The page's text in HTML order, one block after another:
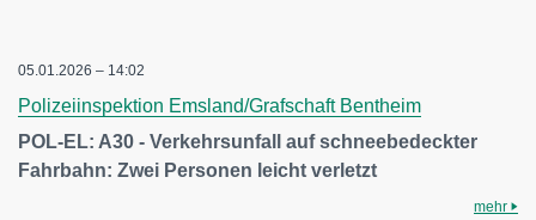
05.01.2026 – 14:02
Polizeiinspektion Emsland/Grafschaft Bentheim
POL-EL: A30 - Verkehrsunfall auf schneebedeckter
Fahrbahn: Zwei Personen leicht verletzt
mehr